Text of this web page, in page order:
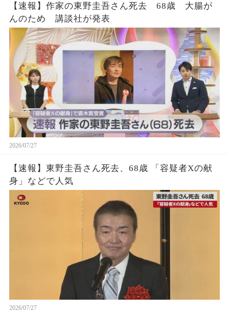
【速報】作家の東野圭吾さん死去 68歳 大腸が
んのため 講談社が発表
2026/07/27
【速報】東野圭吾さん死去、68歳 「容疑者Xの献
身」などで人気
2026/07/27